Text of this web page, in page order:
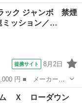
金引換又は
ック ジャンボ 禁煙
ミッション／…
提携サイト 8月2日
ク ■ グレード
ッション／ＬＥＤヘ
ム Ｘ ローダウン